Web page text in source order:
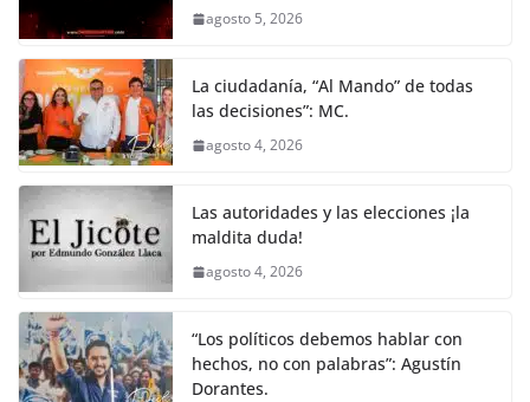
agosto 5, 2026
La ciudadanía, “Al Mando” de todas
las decisiones”: MC.
agosto 4, 2026
Las autoridades y las elecciones ¡la
maldita duda!
agosto 4, 2026
“Los políticos debemos hablar con
hechos, no con palabras”: Agustín
Dorantes.